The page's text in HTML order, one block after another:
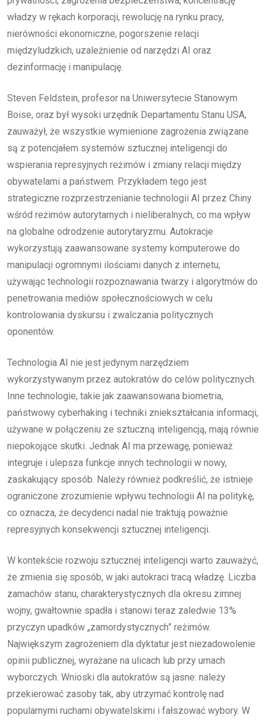
władzy w rękach korporacji, rewolucję na rynku pracy,
nierówności ekonomiczne, pogorszenie relacji
międzyludzkich, uzależnienie od narzędzi AI oraz
dezinformację i manipulację.
Steven Feldstein, profesor na Uniwersytecie Stanowym
Boise, oraz był wysoki urzędnik Departamentu Stanu USA,
zauważył, że wszystkie wymienione zagrożenia związane
są z potencjałem systemów sztucznej inteligencji do
wspierania represyjnych reżimów i zmiany relacji między
obywatelami a państwem. Przykładem tego jest
strategiczne rozprzestrzenianie technologii AI przez Chiny
wśród reżimów autorytarnych i nieliberalnych, co ma wpływ
na globalne odrodzenie autorytaryzmu. Autokracje
wykorzystują zaawansowane systemy komputerowe do
manipulacji ogromnymi ilościami danych z internetu,
używając technologii rozpoznawania twarzy i algorytmów do
penetrowania mediów społecznościowych w celu
kontrolowania dyskursu i zwalczania politycznych
oponentów.
Technologia AI nie jest jedynym narzędziem
wykorzystywanym przez autokratów do celów politycznych.
Inne technologie, takie jak zaawansowana biometria,
państwowy cyberhaking i techniki zniekształcania informacji,
używane w połączeniu ze sztuczną inteligencją, mają równie
niepokojące skutki. Jednak AI ma przewagę, ponieważ
integruje i ulepsza funkcje innych technologii w nowy,
zaskakujący sposób. Należy również podkreślić, że istnieje
ograniczone zrozumienie wpływu technologii AI na politykę,
co oznacza, że decydenci nadal nie traktują poważnie
represyjnych konsekwencji sztucznej inteligencji.
W kontekście rozwoju sztucznej inteligencji warto zauważyć,
że zmienia się sposób, w jaki autokraci tracą władzę. Liczba
zamachów stanu, charakterystycznych dla okresu zimnej
wojny, gwałtownie spadła i stanowi teraz zaledwie 13%
przyczyn upadków „zamordystycznych” reżimów.
Największym zagrożeniem dla dyktatur jest niezadowolenie
opinii publicznej, wyrażane na ulicach lub przy urnach
wyborczych. Wnioski dla autokratów są jasne: należy
przekierować zasoby tak, aby utrzymać kontrolę nad
popularnymi ruchami obywatelskimi i fałszować wybory. W